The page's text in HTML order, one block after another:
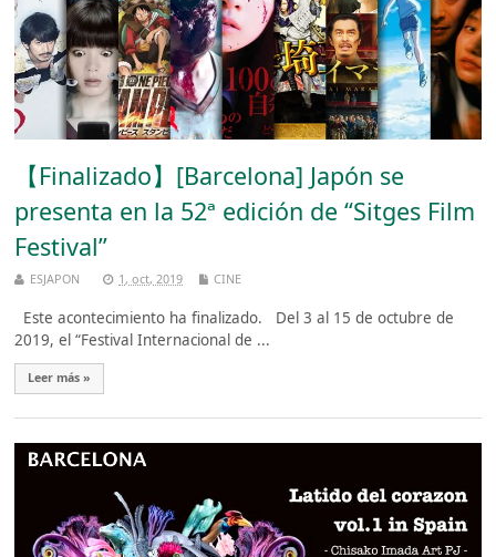
【Finalizado】[Barcelona] Japón se
presenta en la 52ª edición de “Sitges Film
Festival”
ESJAPON 1, oct, 2019 CINE
Este acontecimiento ha finalizado. Del 3 al 15 de octubre de
2019, el “Festival Internacional de ...
Leer más »